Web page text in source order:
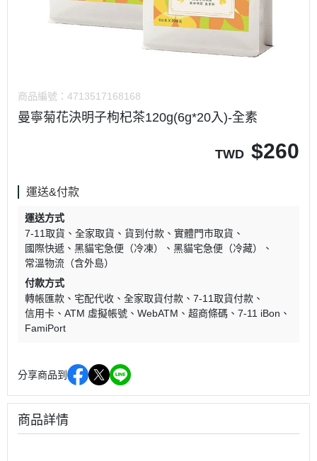
商品編號： 4713517168168
曼寧菊花決明子枸杞茶120g(6g*20入)-全素
TWD $260
運送&付款
運送方式
7-11取貨
全家取貨 貨到付款
實體門市取貨
國際快遞
黑貓宅急便（冷凍）
黑貓宅急便（冷藏）
常溫物流（含外島）
付款方式
轉帳匯款
宅配代收 全家取貨付款
7-11取貨付款
信用卡
ATM 虛擬帳號 WebATM 超商條碼
7-11 iBon
FamiPort
分享商品到
商品詳情